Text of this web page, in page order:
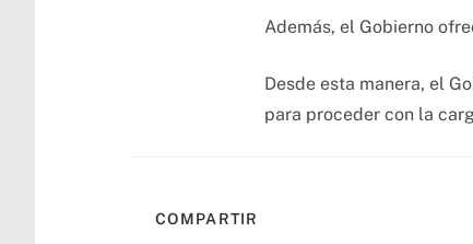
Además, el Gobierno
Desde esta manera, el
para proceder con la
COMPARTIR